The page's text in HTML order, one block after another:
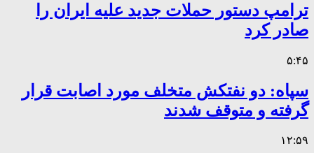
ترامپ دستور حملات جدید علیه ایران را
صادر کرد
۵:۴۵
سپاه: دو نفتکش متخلف مورد اصابت قرار
گرفته و متوقف شدند
۱۲:۵۹